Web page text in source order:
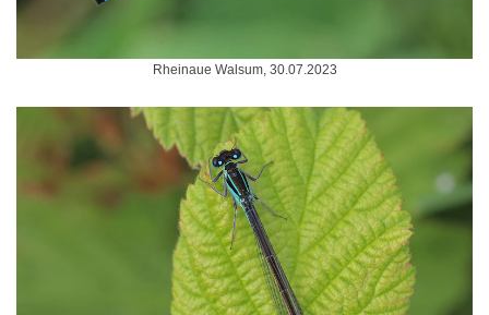
Rheinaue Walsum, 30.07.2023